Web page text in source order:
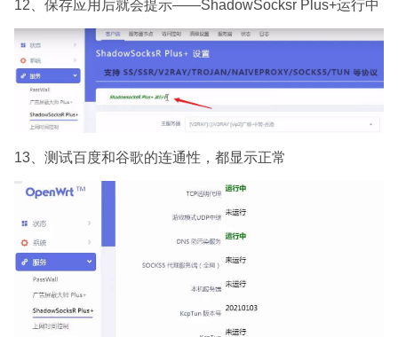
12、保存应用后就会提示——ShadowSocksr Plus+运行中
13、测试百度和谷歌的连通性，都显示正常